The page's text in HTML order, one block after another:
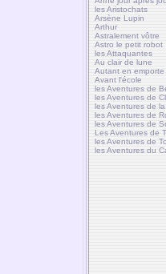
les Aristochats
Arsène Lupin
Arthur
Astralement vôtre
Astro le petit robot
les Attaquantes
Au clair de lune
Autant en emporte
Avant l'école
les Aventures de
les Aventures de
les Aventures de la
les Aventures de
les Aventures de
Les Aventures de
les Aventures de
les Aventures du